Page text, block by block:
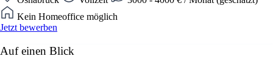
Kein Homeoffice möglich
Jetzt bewerben
Auf einen Blick